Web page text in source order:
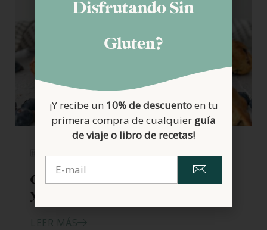
23/03/2026
Cookies de chocolate, arándanos
y lima
LEER MÁS
Disfrutando Sin
Gluten?
¡Y recibe un 10% de descuentoen tu
primera compra de cualquier guía
de viaje o libro de recetas!